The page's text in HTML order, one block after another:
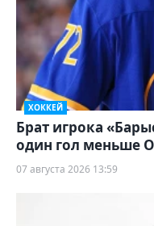
ХОККЕЙ
Брат игрока
один гол меньше
07 августа 2026 13:59